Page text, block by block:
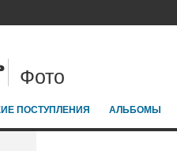
Фото
ПОСТУПЛЕНИЯ АЛЬБОМЫ